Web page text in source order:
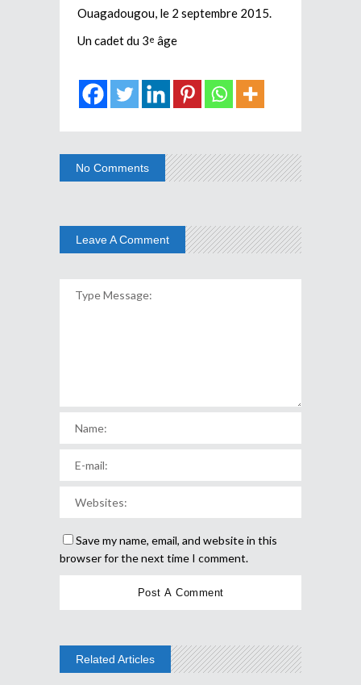
Ouagadougou, le 2 septembre 2015.
Un cadet du 3e âge
No Comments
Leave A Comment
Save my name, email, and website in this
browser for the next time I comment.
Related Articles